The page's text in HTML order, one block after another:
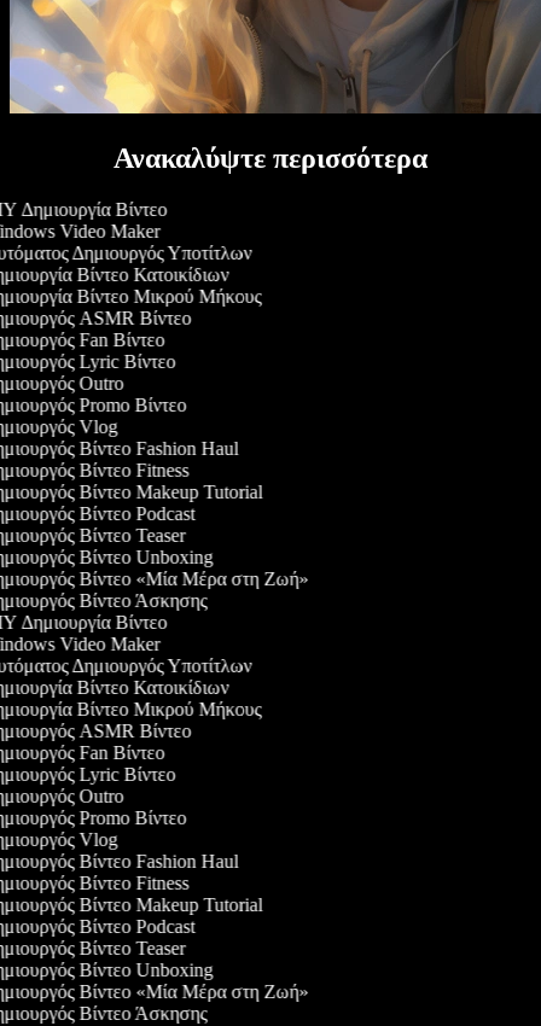
Ανακαλύψτε περισσότερα
Δημιουργία Βίντεο
Video Maker
Δημιουργός Υποτίτλων
Βίντεο Κατοικίδιων
Βίντεο Μικρού Μήκους
ASMR Βίντεο
Fan Βίντεο
Lyric Βίντεο
Outro
Promo Βίντεο
Vlog
Βίντεο Fashion Haul
Βίντεο Fitness
Βίντεο Makeup Tutorial
Βίντεο Podcast
Βίντεο Teaser
Βίντεο Unboxing
Βίντεο «Μία Μέρα στη Ζωή»
Βίντεο Άσκησης
Δημιουργία Βίντεο
Video Maker
Δημιουργός Υποτίτλων
Βίντεο Κατοικίδιων
Βίντεο Μικρού Μήκους
ASMR Βίντεο
Fan Βίντεο
Lyric Βίντεο
Outro
Promo Βίντεο
Vlog
Βίντεο Fashion Haul
Βίντεο Fitness
Βίντεο Makeup Tutorial
Βίντεο Podcast
Βίντεο Teaser
Βίντεο Unboxing
Βίντεο «Μία Μέρα στη Ζωή»
Βίντεο Άσκησης